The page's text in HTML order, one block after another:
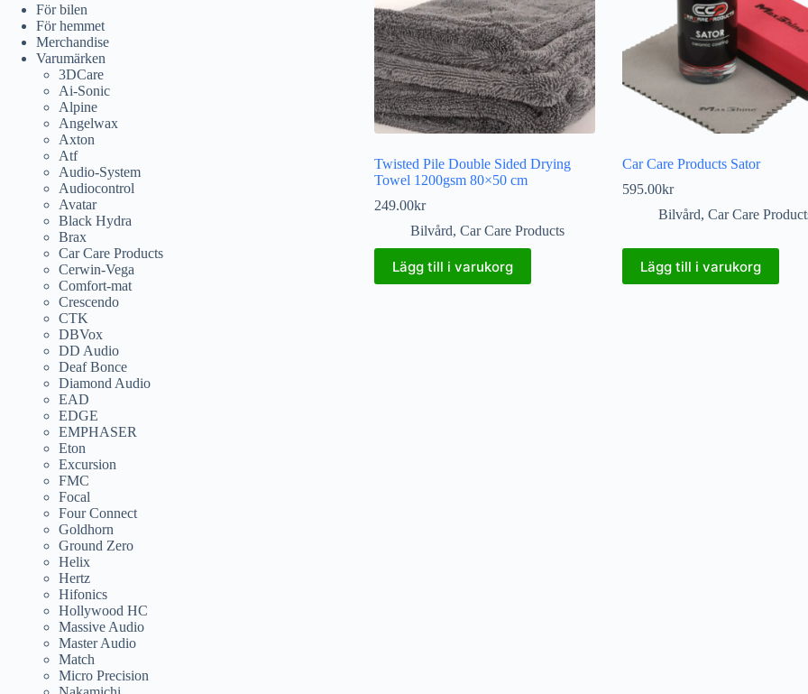
Twisted Pile Double Sided Drying
Towel 1200gsm 80×50 cm
249.00kr
Bilvård, Car Care Products
Lägg till i varukorg
Car Care Products Sator
595.00kr
Bilvård, Car Care
Lägg till i varukorg
För bilen
För hemmet
Merchandise
Varumärken
3DCare
Ai-Sonic
Alpine
Angelwax
Axton
Atf
Audio-System
Audiocontrol
Avatar
Black Hydra
Brax
Car Care Products
Cerwin-Vega
Comfort-mat
Crescendo
CTK
DBVox
DD Audio
Deaf Bonce
Diamond Audio
EAD
EDGE
EMPHASER
Eton
Excursion
FMC
Focal
Four Connect
Goldhorn
Ground Zero
Helix
Hertz
Hifonics
Hollywood HC
Massive Audio
Master Audio
Match
Micro Precision